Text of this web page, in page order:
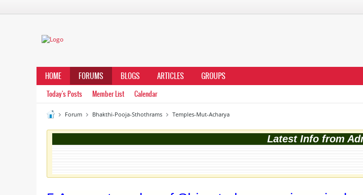
HOME FORUMS BLOGS ARTICLES GROUPS
Today's Posts Member List Calendar
Forum Bhakthi-Pooja-Sthothrams Temples-Mut-Acharya
Latest Info from